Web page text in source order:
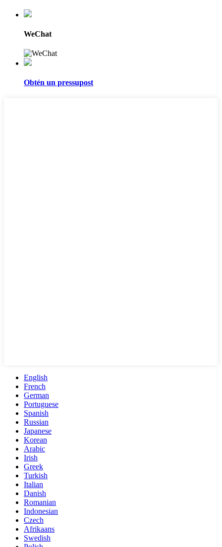
WeChat
Obtén un pressupost
English
French
German
Portuguese
Spanish
Russian
Japanese
Korean
Arabic
Irish
Greek
Turkish
Italian
Danish
Romanian
Indonesian
Czech
Afrikaans
Swedish